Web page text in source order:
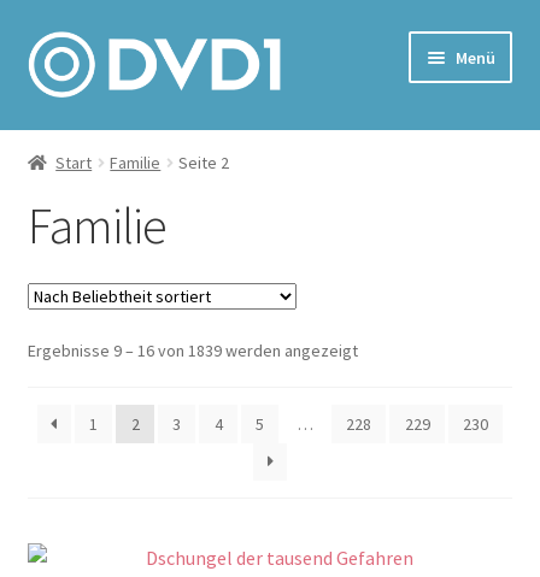
Zur
Navigation
springen
Zum
Inhalt
springen
Menü
Home
Start Familie Seite 2
Familie
Ergebnisse 9 – 16 von 1839 werden angezeigtNach
1
2 3 4 5 … 228 229 230